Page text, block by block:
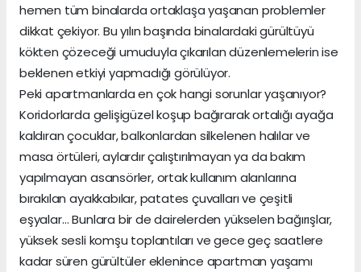
hemen tüm binalarda ortaklaşa yaşanan problemler
dikkat çekiyor. Bu yılın başında binalardaki gürültüyü
kökten çözeceği umuduyla çıkarılan düzenlemelerin ise
beklenen etkiyi yapmadığı görülüyor.
Peki apartmanlarda en çok hangi sorunlar yaşanıyor?
Koridorlarda gelişigüzel koşup bağırarak ortalığı ayağa
kaldıran çocuklar, balkonlardan silkelenen halılar ve
masa örtüleri, aylardır çalıştırılmayan ya da bakım
yapılmayan asansörler, ortak kullanım alanlarına
bırakılan ayakkabılar, patates çuvalları ve çeşitli
eşyalar… Bunlara bir de dairelerden yükselen bağırışlar,
yüksek sesli komşu toplantıları ve gece geç saatlere
kadar süren gürültüler eklenince apartman yaşamı